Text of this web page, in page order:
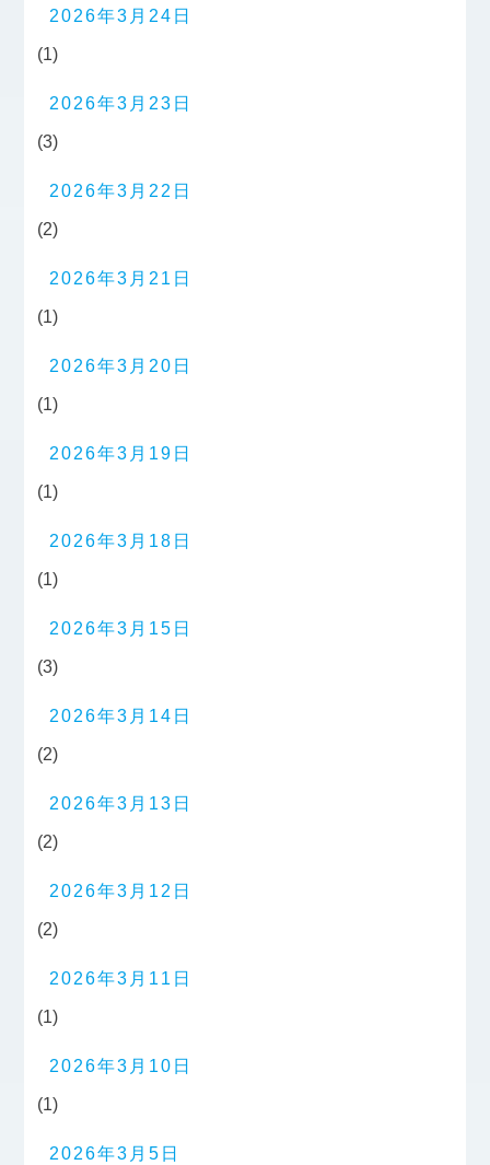
2026年3月24日
(1)
2026年3月23日
(3)
2026年3月22日
(2)
2026年3月21日
(1)
2026年3月20日
(1)
2026年3月19日
(1)
2026年3月18日
(1)
2026年3月15日
(3)
2026年3月14日
(2)
2026年3月13日
(2)
2026年3月12日
(2)
2026年3月11日
(1)
2026年3月10日
(1)
2026年3月5日